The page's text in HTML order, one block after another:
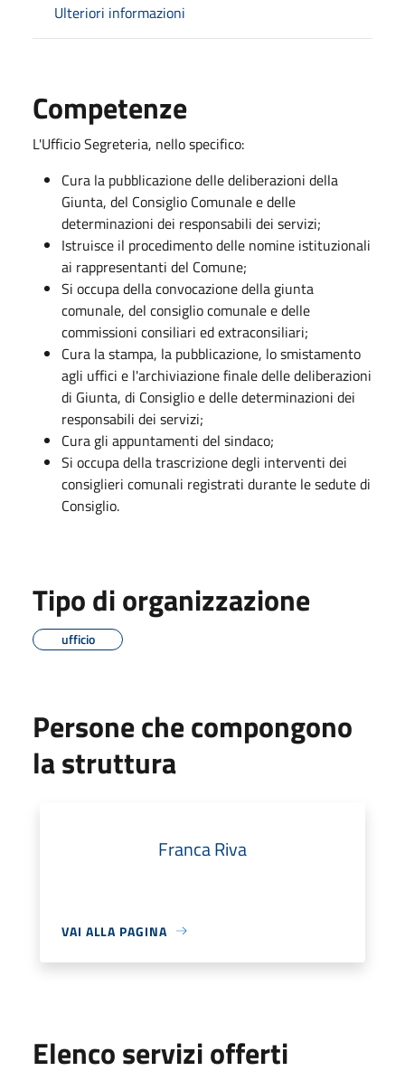
Ulteriori informazioni
Competenze
L'Ufficio Segreteria, nello specifico:
Cura la pubblicazione delle deliberazioni della
Giunta, del Consiglio Comunale e delle
determinazioni dei responsabili dei servizi;
Istruisce il procedimento delle nomine istituzionali
ai rappresentanti del Comune;
Si occupa della convocazione della giunta
comunale, del consiglio comunale e delle
commissioni consiliari ed extraconsiliari;
Cura la stampa, la pubblicazione, lo smistamento
agli uffici e l'archiviazione finale delle deliberazioni
di Giunta, di Consiglio e delle determinazioni dei
responsabili dei servizi;
Cura gli appuntamenti del sindaco;
Si occupa della trascrizione degli interventi dei
consiglieri comunali registrati durante le sedute di
Consiglio.
Tipo di organizzazione
ufficio
Persone che compongono
la struttura
Franca Riva
VAI ALLA PAGINA
Elenco servizi offerti